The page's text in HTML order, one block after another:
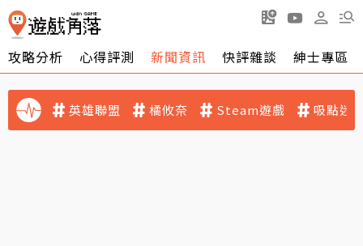
攻略分析 心得評測 新聞資訊 快評雜談 紳士專區
英雄聯盟 橘攸奈 Steam遊戲 吸點迷